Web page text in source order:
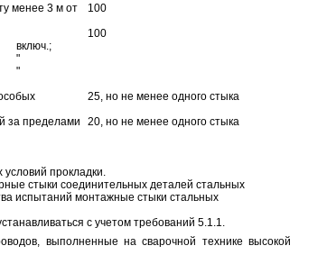
менее 3 м от
100
100
включ.;
"
"
25, но не менее одного стыка
за пределами
20, но не менее одного стыка
прокладки.
стыки соединительных деталей стальных
испытаний монтажные стыки стальных
с учетом требований 5.1.1.
выполненные на сварочной технике высокой